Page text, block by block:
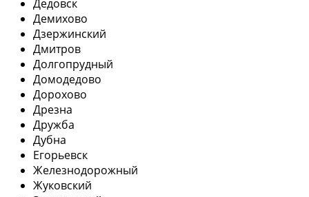
Дедовск
Демихово
Дзержинский
Дмитров
Долгопрудный
Домодедово
Дорохово
Дрезна
Дружба
Дубна
Егорьевск
Железнодорожный
Жуковский